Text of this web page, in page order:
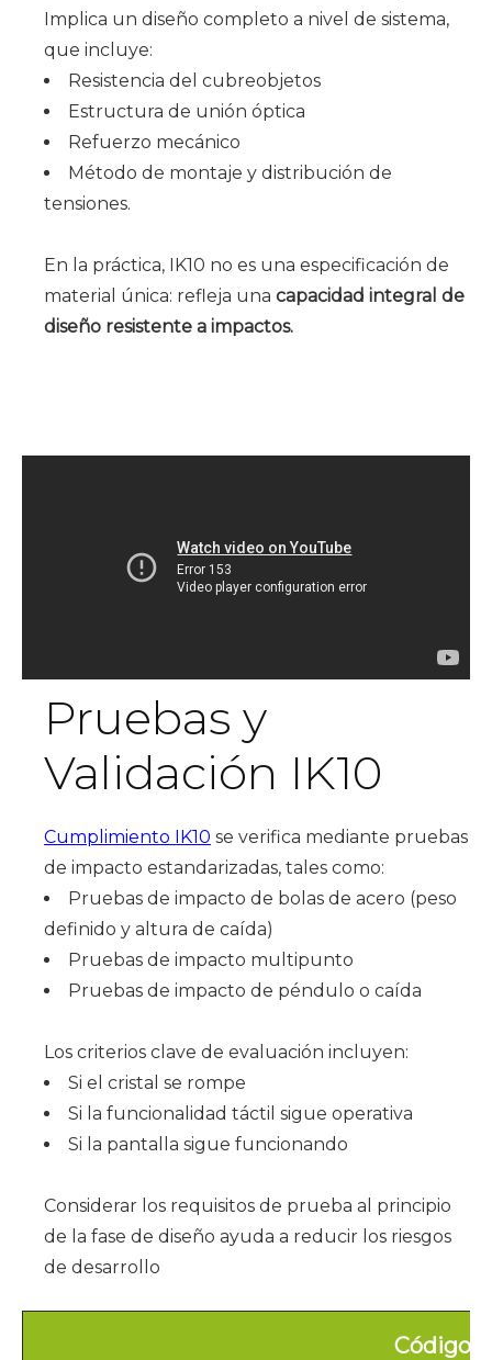
Implica un diseño completo a nivel de sistema,
que incluye:
Resistencia del cubreobjetos
Estructura de unión óptica
Refuerzo mecánico
Método de montaje y distribución de
tensiones.
En la práctica, IK10 no es una especificación de
material única: refleja una capacidad integral de
diseño resistente a impactos.
Pruebas y
Validación IK10
Cumplimiento IK10 se verifica mediante pruebas
de impacto estandarizadas, tales como:
Pruebas de impacto de bolas de acero (peso
definido y altura de caída)
Pruebas de impacto multipunto
Pruebas de impacto de péndulo o caída
Los criterios clave de evaluación incluyen:
Si el cristal se rompe
Si la funcionalidad táctil sigue operativa
Si la pantalla sigue funcionando
Considerar los requisitos de prueba al principio
de la fase de diseño ayuda a reducir los riesgos
de desarrollo
Código